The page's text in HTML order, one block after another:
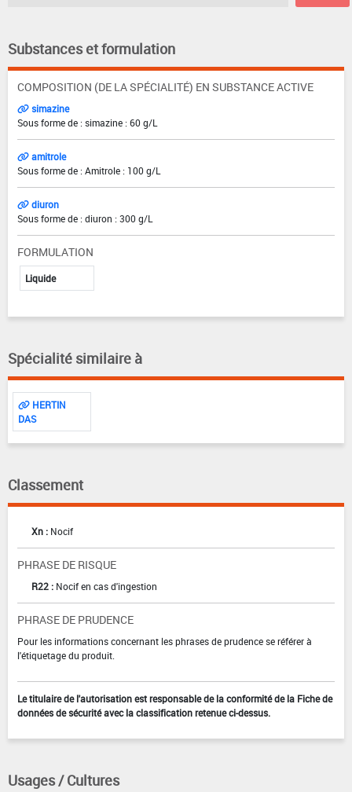
Substances et formulation
COMPOSITION (DE LA SPÉCIALITÉ) EN SUBSTANCE ACTIVE
simazine
Sous forme de : simazine : 60 g/L
amitrole
Sous forme de : Amitrole : 100 g/L
diuron
Sous forme de : diuron : 300 g/L
FORMULATION
Liquide
Spécialité similaire à
HERTIN
DAS
Classement
Xn : Nocif
PHRASE DE RISQUE
R22 : Nocif en cas d'ingestion
PHRASE DE PRUDENCE
Pour les informations concernant les phrases de prudence se référer à
l'étiquetage du produit.
Le titulaire de l'autorisation est responsable de la conformité de la Fiche de
données de sécurité avec la classification retenue ci-dessus.
Usages / Cultures